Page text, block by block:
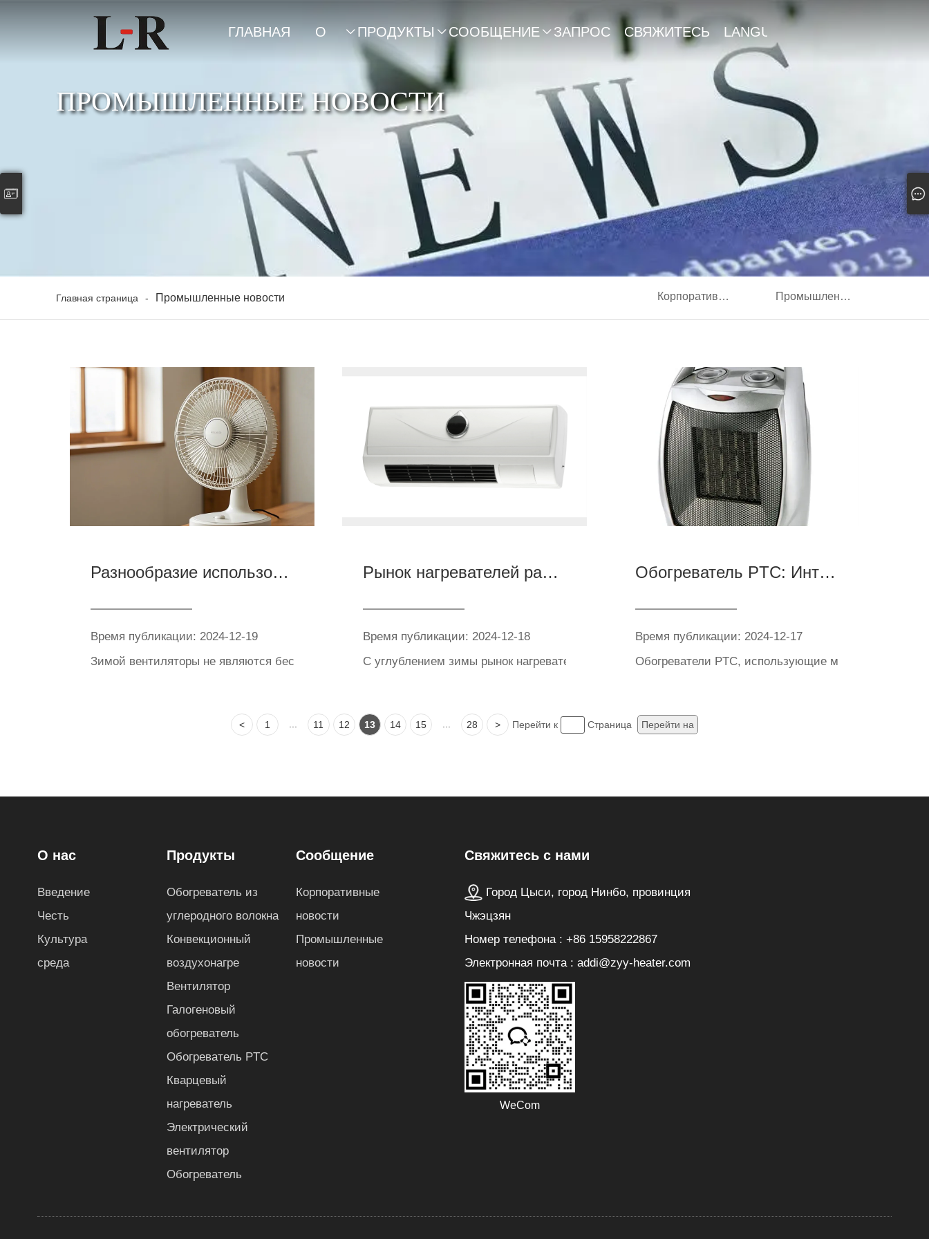
ГЛАВНАЯ О  ПРОДУКТЫ  СООБЩЕНИЕ  ЗАПРОС СВЯЖИТЕСЬ
С НАМИ
LANGUAGE
ПРОМЫШЛЕННЫЕ НОВОСТИ
Главная страница - Промышленные новости Корпоративные новости Промышленные новости
Разнообразие использования зимних вентиляторов
Время публикации: 2024-12-19
Зимой вентиляторы не являются бесполезным местом боевых действий. Он обеспечивает циркуляцию воздуха, позволяет равномерно
Рынок нагревателей растет, теплая зимняя жизнь новая тенденция
Время публикации: 2024-12-18
С углублением зимы рынок нагревателей растет. В торговых центрах и магазинах бытовой
Обогреватель PTC: Интеллектуальная технология термостатического нагрева
Время публикации: 2024-12-17
Обогреватели PTC, использующие материалы с
< 1 ... 11 12 13 14 15 ... 28 > Перейти к Страница Перейти на
О нас
Введение
Честь
Культура
среда
Продукты
Обогреватель из
углеродного волокна
Конвекционный
воздухонагре
Вентилятор
Галогеновый
обогреватель
Обогреватель PTC
Кварцевый
нагреватель
Электрический
вентилятор
Обогреватель
Сообщение
Корпоративные
новости
Промышленные
новости
Свяжитесь с нами
Город Цыси, город Нинбо, провинция
Чжэцзян
Номер телефона : +86 15958222867
Электронная почта : addi@zyy-heater.com
WeCom